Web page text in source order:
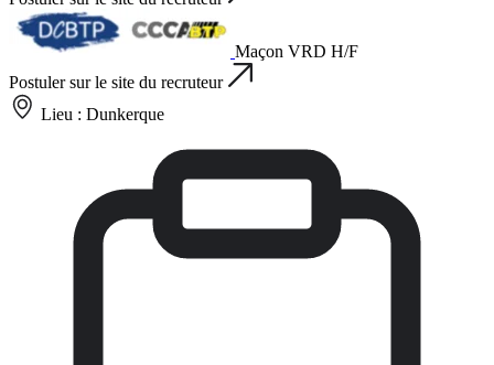
Maçon VRD H/F
Postuler sur le site du recruteur
Lieu : Dunkerque